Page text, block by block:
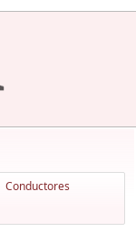
Conductores